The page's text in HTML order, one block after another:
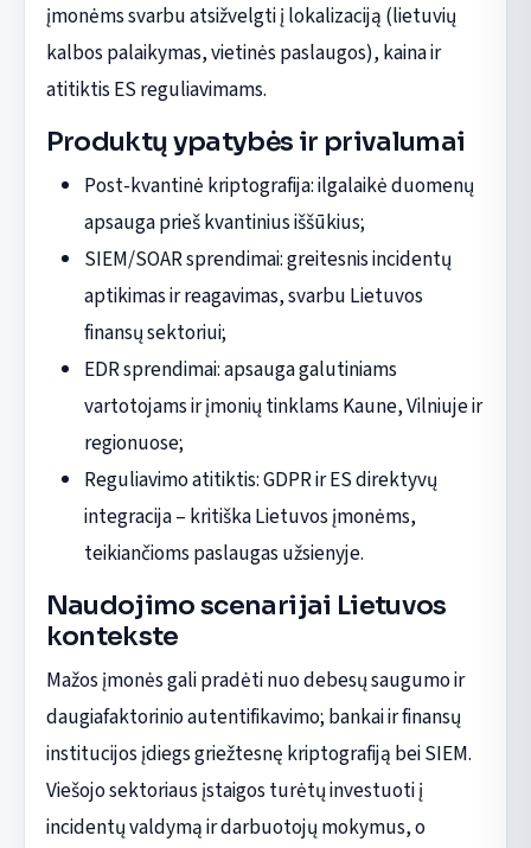
įmonėms svarbu atsižvelgti į lokalizaciją (lietuvių
kalbos palaikymas, vietinės paslaugos), kaina ir
atitiktis ES reguliavimams.
Produktų ypatybės ir privalumai
Post-kvantinė kriptografija: ilgalaikė duomenų
apsauga prieš kvantinius iššūkius;
SIEM/SOAR sprendimai: greitesnis incidentų
aptikimas ir reagavimas, svarbu Lietuvos
finansų sektoriui;
EDR sprendimai: apsauga galutiniams
vartotojams ir įmonių tinklams Kaune, Vilniuje ir
regionuose;
Reguliavimo atitiktis: GDPR ir ES direktyvų
integracija – kritiška Lietuvos įmonėms,
teikiančioms paslaugas užsienyje.
Naudojimo scenarijai Lietuvos
kontekste
Mažos įmonės gali pradėti nuo debesų saugumo ir
daugiafaktorinio autentifikavimo; bankai ir finansų
institucijos įdiegs griežtesnę kriptografiją bei SIEM.
Viešojo sektoriaus įstaigos turėtų investuoti į
incidentų valdymą ir darbuotojų mokymus, o